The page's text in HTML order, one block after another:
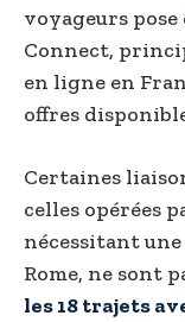
voyageurs
Connect,
en ligne en
offres
Certaines
celles opérées
nécessitant
Rome, ne sont
les 18 trajets